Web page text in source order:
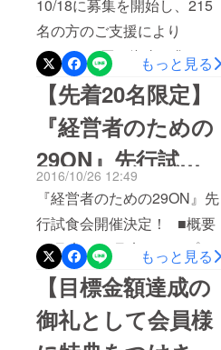
10/18に募集を開始し、215
名の方のご支援により
3,766,000円の資金を集める
ことができました！ プロ
ジェクト無事に目標達成で
終了致しました！ご支援頂
いた皆様、本当にありがと
うございました。 10/18に募
集を開始した『経営者のた
めの29ON（ニクオン）』。
最終的に215名の方のご支援
により3,766,000円の資金を
集めることができました。
経営者の方や経営者の方を
もっと見る
【先着20名限定】
『経営者のための
29ON』先行試食
会開催が決定しま
した。
2016/10/26 12:49
『経営者のための29ON』先
行試食会開催決定！ ■概要
11月末〜12月末にオープン
予定の『経営者のための
29ON』（https://camp-
fire.jp/projects/view/10545）
もっと見る
【目標金額達成の
御礼として会員様